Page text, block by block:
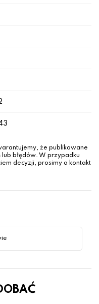
że publikowane
błędów. W przypadku
decyzji, prosimy o kontakt